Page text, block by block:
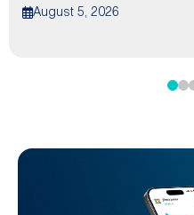
August 5, 2026